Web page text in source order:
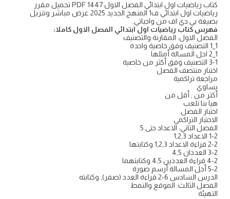
كتاب رياضيات اول ابتدائي الفصل الاول PDF 1447 تحميل مقرر
رياضيات اول ابتدائي ف1 المنهج الجديد 2025 عرض مباشر وتنزيل
بصيغة بي دي اف من واجباتي.
فهرس كتاب رياضيات اول ابتدائي الفصل الاول كاملا:
الفصل الاول: المقارنة والتصنيف
1_1 التصنيف وفق خاصية واحدة
1_2 احل المسالة أمثلها
3-1 التصنيف وفق أكثر من خاصية
اختبار منتصف الفصل
مراجعة تراكمية
يساوي
أكثر من , أقل من
هيا بنا نلعب
اختبار الفصل
الاختبار التراكمي
الفصل الثاني: الاعداد حتى 5
1-2 الاعداد 1,2,3
2-2 قراءة الاعداد 1,2,3 وكتابتها
3-2 العددان 4,5
4-2 قراءة العددين 4,5 وكتابتهما
5-2 أحل المسالة أرسم صورة
الدرس السادس 6-2 قراءة العدد (صفر), وكتابته
الفصل الثالث: الموقع والنمط
التهيئة